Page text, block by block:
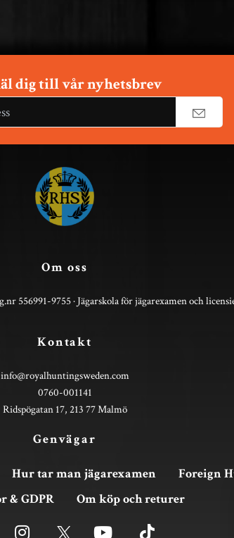
dig till vår nyhetsbrev
Om oss
556991-9755 · Jägarskola för jägarexamen och
Kontakt
info@royalhuntingsweden.com
0760-001141
Ridspögatan 17, 213 77 Malmö
Genvägar
Hur tar man jägarexamen
Foreign
& GDPR
Om köp och returer